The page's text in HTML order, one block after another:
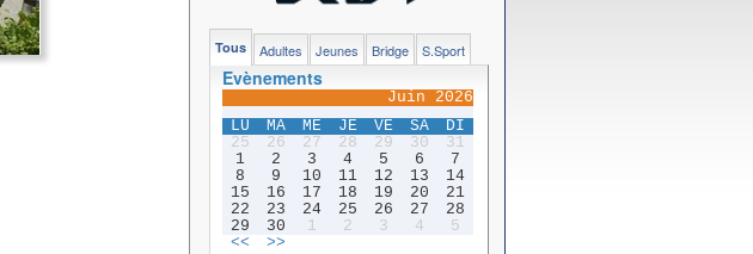
Tous Adultes Jeunes Bridge S.Sport
Evènements
Juin 2026
LU
MA ME JE VE SA
DI
25
26 27 28 29 30
31
1
2 3 4 5 6
7
8
9 10 11 12 13
14
15
16 17 18 19 20
21
22
23 24 25 26 27
28
29
30 1 2 3 4
5
<<
>>